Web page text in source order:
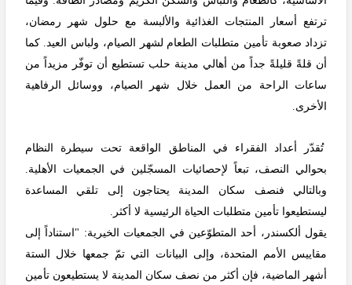
ترتفع أسعار المنتجات الغذائية والألبسة مع حلول شهر رمضان،
تزداد صعوبة تأمين متطلبات الطعام لشهر الصيام، ولباس العيد. كما
أن قلةً قليلةً جداً من أهالي مدينة حلب تستطيع أن توفّر مزيداً من
ساعات الراحة من العمل خلال شهر الصيام، ووسائل الرفاهية
الأخرى.
تُقدّر أعداد الفقراء في المناطق الواقعة تحت سيطرة النظام
بحوالي النصف، تبعاً لإحصائيات المسجّلين في الجمعيات الأهلية.
وبالتالي فنصف سكان المدينة يحتاجون إلى تلقي المساعدة
ليستطيعوا تأمين متطلبات الحياة الرئيسية لا أكثر.
يقول ألكسندر، أحد المتطوّعين في الجمعيات الخيرية: "استناداً إلى
مقاييس الأمم المتحدة، وإلى البيانات التي تمّ جمعها خلال الستة
أشهر الماضية، فإن أكثر من نصف سكان المدينة لا يستطيعون تأمين